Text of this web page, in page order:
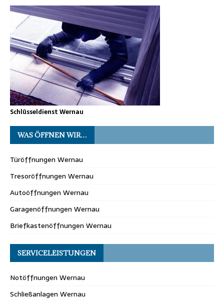
Schlüsseldienst Wernau
WAS ÖFFNEN WIR…
Türöffnungen Wernau
Tresoröffnungen Wernau
Autoöffnungen Wernau
Garagenöffnungen Wernau
Briefkastenöffnungen Wernau
SERVICELEISTUNGEN
Notöffnungen Wernau
Schließanlagen Wernau